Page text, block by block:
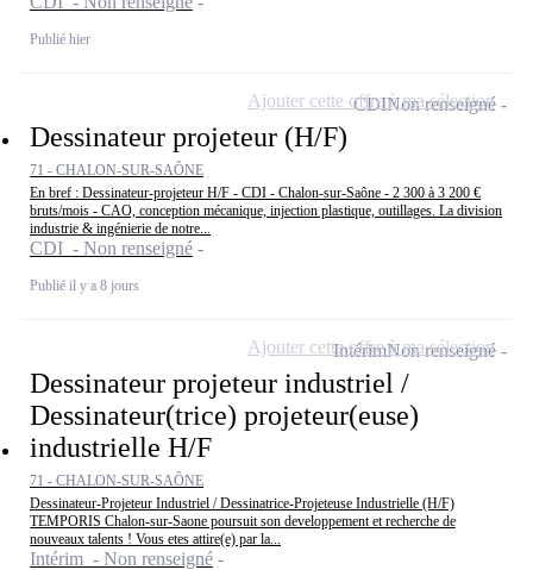
Publié hier
Dessinateur projeteur (H/F)
71 - CHALON-SUR-SAÔNE
En bref : Dessinateur-projeteur H/F - CDI - Chalon-sur-Saône - 2 300 à 3 200 €
bruts/mois - CAO, conception mécanique, injection plastique, outillages. La division
industrie & ingénierie de notre...
CDI - Non renseigné
Publié il y a 8 jours
CDINon renseigné
Ajouter cette offre à ma sélection
Dessinateur projeteur industriel /
Dessinateur(trice) projeteur(euse)
industrielle H/F
71 - CHALON-SUR-SAÔNE
Dessinateur-Projeteur Industriel / Dessinatrice-Projeteuse Industrielle (H/F)
TEMPORIS Chalon-sur-Saone poursuit son developpement et recherche de
nouveaux talents ! Vous etes attire(e) par la...
Intérim - Non renseigné
IntérimNon renseigné
Ajouter cette offre à ma sélection